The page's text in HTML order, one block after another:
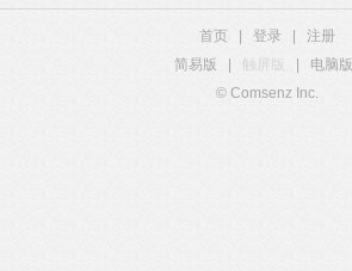
首页 登录
注册
简易版
触屏版 电脑版
© Comsenz Inc.